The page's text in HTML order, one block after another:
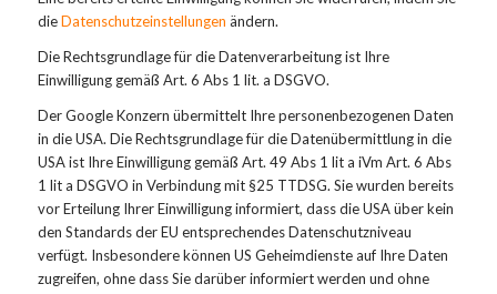
dieDatenschutzeinstellungen ändern.
Die Rechtsgrundlage für die Datenverarbeitung ist Ihre
Einwilligung gemäß Art. 6 Abs 1 lit. a DSGVO.
Der Google Konzern übermittelt Ihre personenbezogenen Daten
in die USA. Die Rechtsgrundlage für die Datenübermittlung in die
USA ist Ihre Einwilligung gemäß Art. 49 Abs 1 lit a iVm Art. 6 Abs
1 lit a DSGVO in Verbindung mit §25 TTDSG. Sie wurden bereits
vor Erteilung Ihrer Einwilligung informiert, dass die USA über kein
den Standards der EU entsprechendes Datenschutzniveau
verfügt. Insbesondere können US Geheimdienste auf Ihre Daten
zugreifen, ohne dass Sie darüber informiert werden und ohne